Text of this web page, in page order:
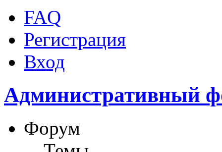
FAQ
Регистрация
Вход
Административный
Форум